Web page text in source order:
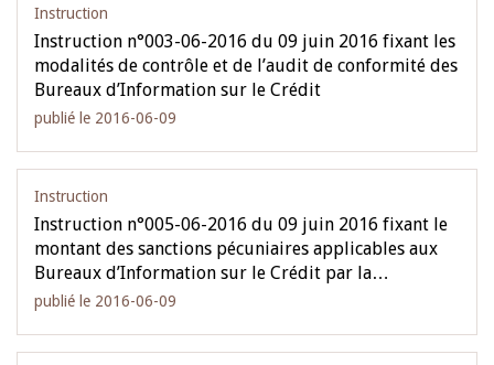
Instruction
Instruction n°003-06-2016 du 09 juin 2016 fixant les
modalités de contrôle et de l’audit de conformité des
Bureaux d’Information sur le Crédit
publié le 2016-06-09
Instruction
Instruction n°005-06-2016 du 09 juin 2016 fixant le
montant des sanctions pécuniaires applicables aux
Bureaux d’Information sur le Crédit par la…
publié le 2016-06-09